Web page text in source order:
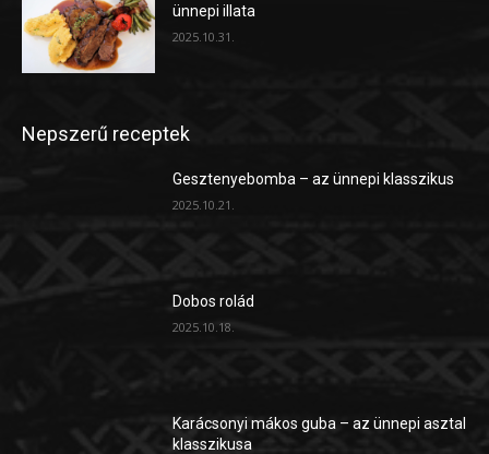
ünnepi illata
2025.10.31.
Nepszerű receptek
Gesztenyebomba – az ünnepi klasszikus
2025.10.21.
Dobos rolád
2025.10.18.
Karácsonyi mákos guba – az ünnepi asztal
klasszikusa